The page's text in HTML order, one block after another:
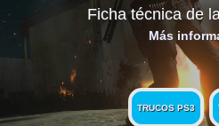
Ficha técnica de
Más
TRUCOS PS3